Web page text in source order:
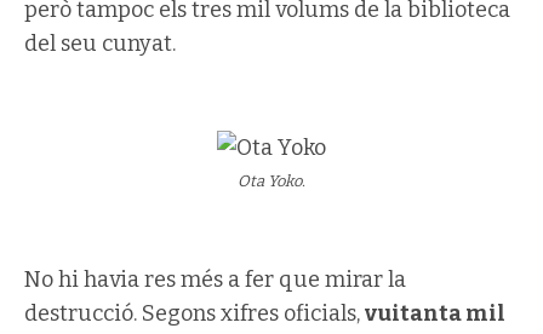
però tampoc els tres mil volums de la biblioteca
del seu cunyat.
Ota Yoko.
No hi havia res més a fer que mirar la
destrucció. Segons xifres oficials,vuitanta mil